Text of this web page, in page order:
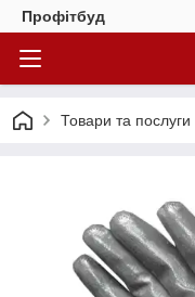
Профітбуд
Товари та послуги